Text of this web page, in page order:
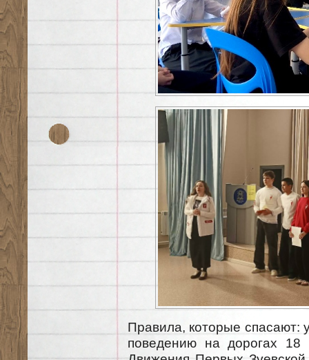
Правила, которые спасают:
поведению на дорогах 18